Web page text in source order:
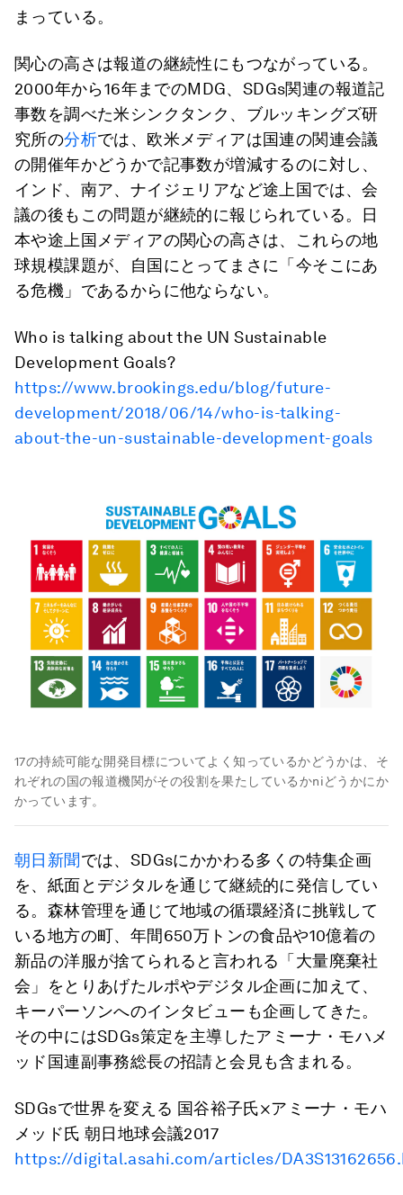
まっている。
関心の高さは報道の継続性にもつながっている。
2000年から16年までのMDG、SDGs関連の報道記
事数を調べた米シンクタンク、ブルッキングズ研
究所の分析では、欧米メディアは国連の関連会議
の開催年かどうかで記事数が増減するのに対し、
インド、南ア、ナイジェリアなど途上国では、会
議の後もこの問題が継続的に報じられている。日
本や途上国メディアの関心の高さは、これらの地
球規模課題が、自国にとってまさに「今そこにあ
る危機」であるからに他ならない。
Who is talking about the UN Sustainable
Development Goals?
https://www.brookings.edu/blog/future-
development/2018/06/14/who-is-talking-
about-the-un-sustainable-development-goals
17の持続可能な開発目標についてよく知っているかどうかは、そ
れぞれの国の報道機関がその役割を果たしているかniどうかにか
かっています。
朝日新聞では、SDGsにかかわる多くの特集企画
を、紙面とデジタルを通じて継続的に発信してい
る。森林管理を通じて地域の循環経済に挑戦して
いる地方の町、年間650万トンの食品や10億着の
新品の洋服が捨てられると言われる「大量廃棄社
会」をとりあげたルポやデジタル企画に加えて、
キーパーソンへのインタビューも企画してきた。
その中にはSDGs策定を主導したアミーナ・モハメ
ッド国連副事務総長の招請と会見も含まれる。
SDGsで世界を変える 国谷裕子氏×アミーナ・モハ
メッド氏 朝日地球会議2017
https://digital.asahi.com/articles/